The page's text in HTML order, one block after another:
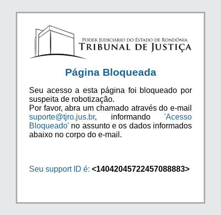
Página Bloqueada
Seu acesso a esta página foi bloqueado por
suspeita de robotização.
Por favor, abra um chamado através do e-mail
suporte@tjro.jus.br, informando 'Acesso
Bloqueado' no assunto e os dados informados
abaixo no corpo do e-mail.
Seu support ID é: <14042045722457088883>